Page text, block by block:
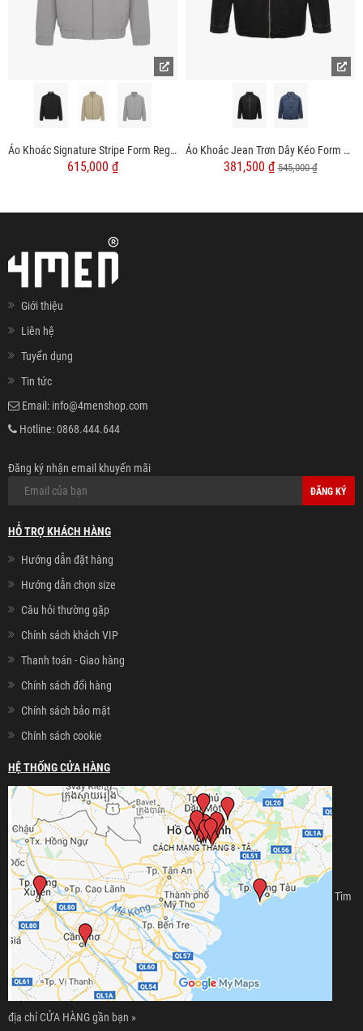
Áo Khoác Signature Stripe Form Regular AK080
615,000 ₫
Áo Khoác Jean Trơn Dây Kéo Form Regular AK076
381,500 ₫545,000 ₫
Giới thiệu
Liên hệ
Tuyển dụng
Tin tức
Email: info@4menshop.com
Hotline:0868.444.644
Đăng ký nhận email khuyến mãi
ĐĂNG KÝ
HỖ TRỢ KHÁCH HÀNG
Hướng dẫn đặt hàng
Hướng dẫn chọn size
Câu hỏi thường gặp
Chính sách khách VIP
Thanh toán - Giao hàng
Chính sách đổi hàng
Chính sách bảo mật
Chính sách cookie
HỆ THỐNG CỬA HÀNG
Tìm
địa chỉ CỬA HÀNG gần bạn »